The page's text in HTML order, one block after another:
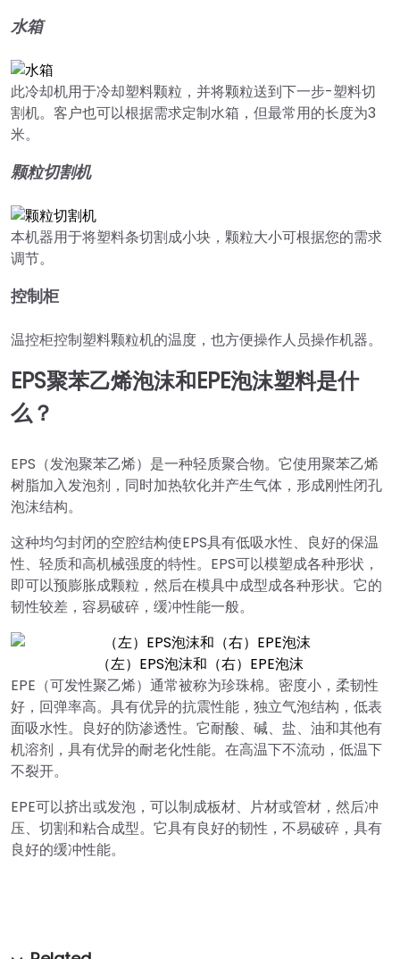
水箱
此冷却机用于冷却塑料颗粒，并将颗粒送到下一步-塑料切
割机。客户也可以根据需求定制水箱，但最常用的长度为3
米。
颗粒切割机
本机器用于将塑料条切割成小块，颗粒大小可根据您的需求
调节。
控制柜
温控柜控制塑料颗粒机的温度，也方便操作人员操作机器。
EPS聚苯乙烯泡沫和EPE泡沫塑料是什
么？
EPS（发泡聚苯乙烯）是一种轻质聚合物。它使用聚苯乙烯
树脂加入发泡剂，同时加热软化并产生气体，形成刚性闭孔
泡沫结构。
这种均匀封闭的空腔结构使EPS具有低吸水性、良好的保温
性、轻质和高机械强度的特性。EPS可以模塑成各种形状，
即可以预膨胀成颗粒，然后在模具中成型成各种形状。它的
韧性较差，容易破碎，缓冲性能一般。
（左）EPS泡沫和（右）EPE泡沫
EPE（可发性聚乙烯）通常被称为珍珠棉。密度小，柔韧性
好，回弹率高。具有优异的抗震性能，独立气泡结构，低表
面吸水性。良好的防渗透性。它耐酸、碱、盐、油和其他有
机溶剂，具有优异的耐老化性能。在高温下不流动，低温下
不裂开。
EPE可以挤出或发泡，可以制成板材、片材或管材，然后冲
压、切割和粘合成型。它具有良好的韧性，不易破碎，具有
良好的缓冲性能。